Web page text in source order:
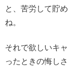
と、苦労して貯
ね。
それで欲しいキ
ったときの悔し